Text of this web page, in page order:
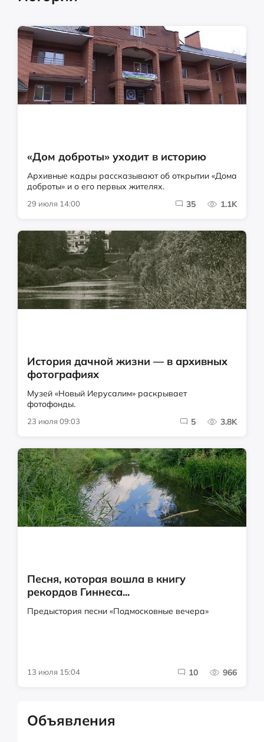
«Дом доброты» уходит в историю
Архивные кадры рассказывают об открытии «Дома
доброты» и о его первых жителях.
29 июля 14:00 35 1.1K
История дачной жизни — в архивных
фотографиях
Музей «Новый Иерусалим» раскрывает
фотофонды.
23 июля 09:03 5 3.8K
Песня, которая вошла в книгу
рекордов Гиннеса...
Предыстория песни «Подмосковные вечера»
13 июля 15:04 10 966
Объявления